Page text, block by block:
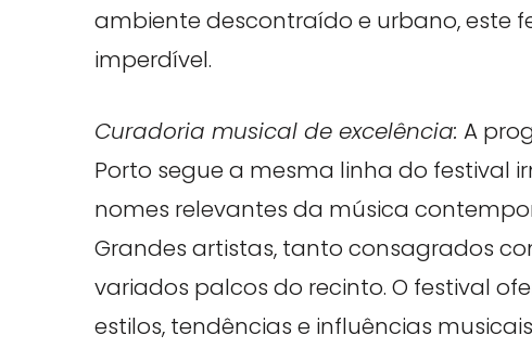
ambiente descontraído e urbano, este
imperdível.
Curadoria musical de excelência: A
Porto segue a mesma linha do festival
nomes relevantes da música
Grandes artistas, tanto consagrados
variados palcos do recinto. O festival
estilos, tendências e influências